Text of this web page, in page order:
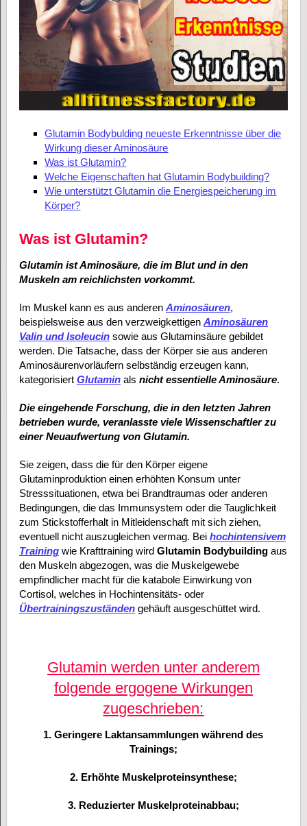
Glutamin Bodybulding neueste Erkenntnisse über die
Wirkung dieser Aminosäure
Was ist Glutamin?
Welche Eigenschaften hat Glutamin Bodybuilding?
Wie unterstützt Glutamin die Energiespeicherung im
Körper?
Was ist Glutamin?
Glutamin ist Aminosäure, die im Blut und in den
Muskeln am reichlichsten vorkommt.
Im Muskel kann es aus anderen Aminosäuren,
beispielsweise aus den verzweigkettigen Aminosäuren
Valin und Isoleucinsowie aus Glutaminsäure gebildet
werden. Die Tatsache, dass der Körper sie aus anderen
Aminosäurenvorläufern selbständig erzeugen kann,
kategorisiert Glutaminals nicht essentielle Aminosäure.
Die eingehende Forschung, die in den letzten Jahren
betrieben wurde, veranlasste viele Wissenschaftler zu
einer Neuaufwertung von Glutamin.
Sie zeigen, dass die für den Körper eigene
Glutaminproduktion einen erhöhten Konsum unter
Stresssituationen, etwa bei Brandtraumas oder anderen
Bedingungen, die das Immunsystem oder die Tauglichkeit
zum Stickstofferhalt in Mitleidenschaft mit sich ziehen,
eventuell nicht auszugleichen vermag. Bei hochintensivem
Trainingwie Krafttraining wird Glutamin Bodybuildingaus
den Muskeln abgezogen, was die Muskelgewebe
empfindlicher macht für die katabole Einwirkung von
Cortisol, welches in Hochintensitäts- oder
Übertrainingszuständengehäuft ausgeschüttet wird.
Glutamin werden unter anderem
folgende ergogene Wirkungen
zugeschrieben:
1. Geringere Laktansammlungen während des
Trainings;
2. Erhöhte Muskelproteinsynthese;
3. Reduzierter Muskelproteinabbau;